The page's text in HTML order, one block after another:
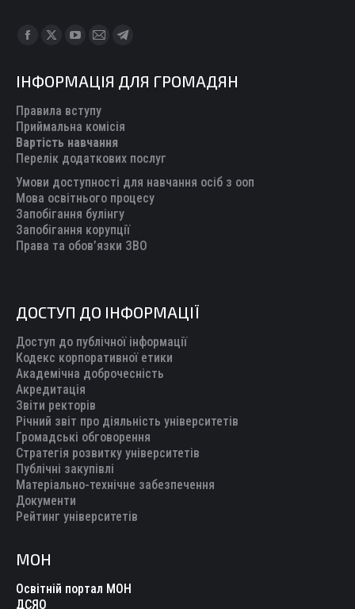
Find us on:
Facebook
opens
in
new
window
X
opens
in
new
window
YouTube
opens
in
new
window
Mail
opens
in
new
window
Telegram
opens
new
ІНФОРМАЦІЯ ДЛЯ ГРОМАДЯН
Правила вступу
Приймальна комісія
Вартість навчання
Перелік додаткових послуг
Умови доступності для навчання осіб з ооп
Мова освітнього процесу
Запобігання булінгу
Запобігання корупції
Права та обов’язки ЗВО
ДОСТУП ДО ІНФОРМАЦІЇ
Доступ до публічної інформації
Кодекс корпоративної етики
Академічна доброчесність
Акредитація
Звіти ректорів
Річний звіт про діяльність університетів
Громадські обговорення
Стратегія розвитку університетів
Публічні закупівлі
Матеріально-технічне забезпечення
Документи
Рейтинг університетів
МОН
Освітній портал МОН
ДСЯО